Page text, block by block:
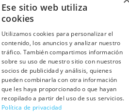
m
NUESTOS
PRODUCTOS
SOCIAL
TRABAJA
CON
NOSOTROS
NUESTRAS
TIENDAS
NACIONALES
INTERNACIONALES
RECOGIDA
EN TIENDA
DEVOLUCIONES
Y CAMBIOS
CANCELAR
POLÍTICAS
PRIVACIDAD
EN RRSS
POLÍTICA DE
PRIVACIDAD
CONDICIONES
DE COMPRA
Ese sitio web utiliza
cookies
Utilizamos cookies para personalizar el
contenido, los anuncios y analizar nuestro
tráfico. También compartimos información
sobre su uso de nuestro sitio con nuestros
socios de publicidad y análisis, quienes
pueden combinarla con otra información
que les haya proporcionado o que hayan
recopilado a partir del uso de sus servicios.
Política de privacidad